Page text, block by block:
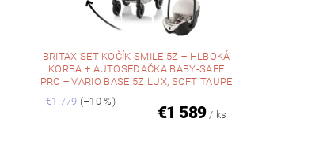
BRITAX SET KOČÍK SMILE 5Z + HLBOKÁ
KORBA + AUTOSEDAČKA BABY-SAFE
PRO + VARIO BASE 5Z LUX, SOFT TAUPE
€1 779(–10 %)
€1 589 / ks